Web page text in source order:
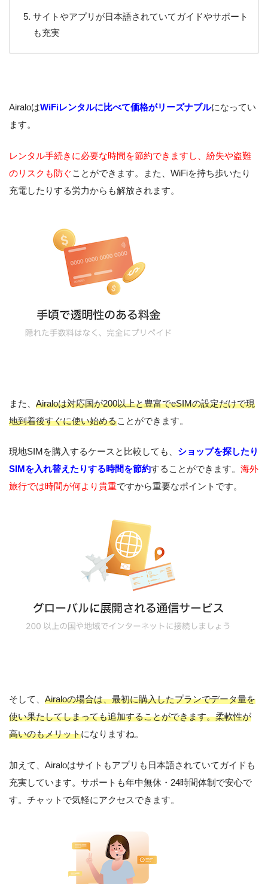
サイトやアプリが日本語されていてガイドやサポート
も充実
AiraloはWiFiレンタルに比べて価格がリーズナブルになってい
ます。
レンタル手続きに必要な時間を節約できますし、紛失や盗難
のリスクも防ぐことができます。また、WiFiを持ち歩いたり
充電したりする労力からも解放されます。
また、 Airaloは対応国が200以上と豊富でeSIMの設定だけで現
地到着後すぐに使い始めることができます。
現地SIMを購入するケースと比較しても、 ショップを探したり
SIMを入れ替えたりする時間を節約することができます。 海外
旅行では時間が何より貴重ですから重要なポイントです。
そして、 Airaloの場合は、最初に購入したプランでデータ量を
使い果たしてしまっても追加することができます。柔軟性が
高いのもメリットになりますね。
加えて、Airaloはサイトもアプリも日本語されていてガイドも
充実しています。サポートも年中無休・24時間体制で安心で
す。チャットで気軽にアクセスできます。